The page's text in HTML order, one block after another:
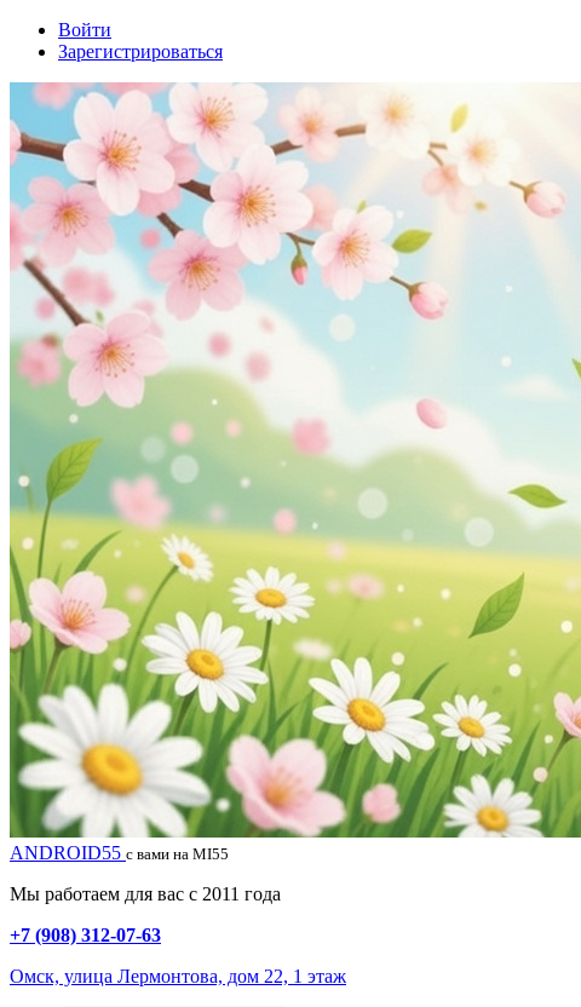
Войти
Зарегистрироваться
ANDROID55 с вами на MI55
Мы работаем для вас с 2011 года
+7 (908) 312-07-63
Омск, улица Лермонтова, дом 22, 1 этаж